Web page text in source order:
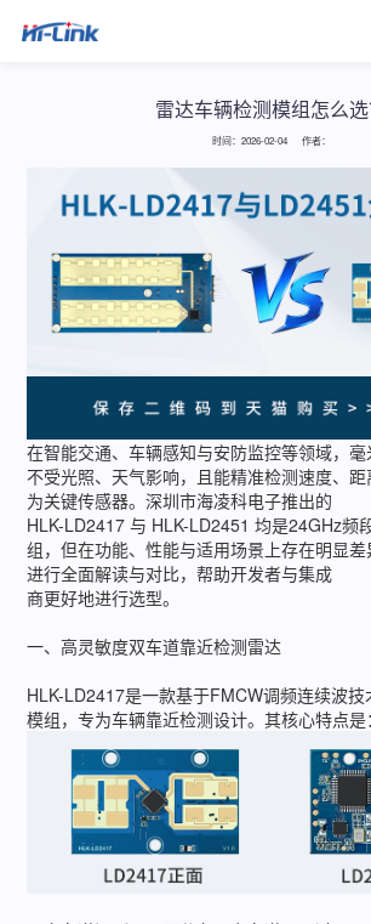
雷达车辆检测模组怎么选
时间：2026-02-04 作者：
在智能交通、车辆感知与安防监控等领域，
不受光照、天气影响，且能精准检测速度、
为关键传感器。深圳市海凌科电子推出的
HLK-LD2417 与 HLK-LD2451 均是24GHz频
组，但在功能、性能与适用场景上存在明显
进行全面解读与对比，帮助开发者与集成
商更好地进行选型。
一、高灵敏度双车道靠近检测雷达
HLK-LD2417是一款基于FMCW调频连续波
模组，专为车辆靠近检测设计。其核心特点是：